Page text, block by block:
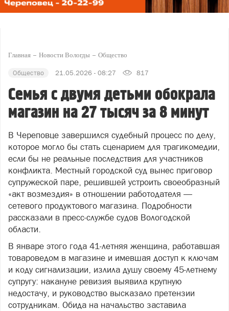
Главная Новости Вологды Общество
Общество 21.05.2026 - 08:27 817
Семья с двумя детьми обокрала
магазин на 27 тысяч за 8 минут
В Череповце завершился судебный процесс по делу,
которое могло бы стать сценарием для трагикомедии,
если бы не реальные последствия для участников
конфликта. Местный городской суд вынес приговор
супружеской паре, решившей устроить своеобразный
«акт возмездия» в отношении работодателя —
сетевого продуктового магазина. Подробности
рассказали в пресс-службе судов Вологодской
области.
В январе этого года 41‑летняя женщина, работавшая
товароведом в магазине и имевшая доступ к ключам
и коду сигнализации, излила душу своему 45‑летнему
супругу: накануне ревизия выявила крупную
недостачу, и руководство высказало претензии
сотрудникам. Обида на начальство заставила